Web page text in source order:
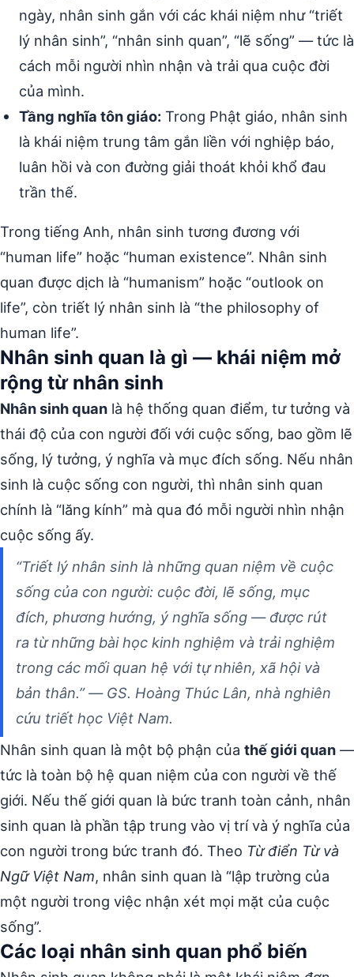
ngày, nhân sinh gắn với các khái niệm như “triết
lý nhân sinh”, “nhân sinh quan”, “lẽ sống” — tức là
cách mỗi người nhìn nhận và trải qua cuộc đời
của mình.
Tầng nghĩa tôn giáo: Trong Phật giáo, nhân sinh
là khái niệm trung tâm gắn liền với nghiệp báo,
luân hồi và con đường giải thoát khỏi khổ đau
trần thế.
Trong tiếng Anh, nhân sinh tương đương với
“human life” hoặc “human existence”. Nhân sinh
quan được dịch là “humanism” hoặc “outlook on
life”, còn triết lý nhân sinh là “the philosophy of
human life”.
Nhân sinh quan là gì — khái niệm mở
rộng từ nhân sinh
Nhân sinh quan là hệ thống quan điểm, tư tưởng và
thái độ của con người đối với cuộc sống, bao gồm lẽ
sống, lý tưởng, ý nghĩa và mục đích sống. Nếu nhân
sinh là cuộc sống con người, thì nhân sinh quan
chính là “lăng kính” mà qua đó mỗi người nhìn nhận
cuộc sống ấy.
“Triết lý nhân sinh là những quan niệm về cuộc
sống của con người: cuộc đời, lẽ sống, mục
đích, phương hướng, ý nghĩa sống — được rút
ra từ những bài học kinh nghiệm và trải nghiệm
trong các mối quan hệ với tự nhiên, xã hội và
bản thân.” — GS. Hoàng Thúc Lân, nhà nghiên
cứu triết học Việt Nam.
Nhân sinh quan là một bộ phận của thế giới quan —
tức là toàn bộ hệ quan niệm của con người về thế
giới. Nếu thế giới quan là bức tranh toàn cảnh, nhân
sinh quan là phần tập trung vào vị trí và ý nghĩa của
con người trong bức tranh đó. Theo Từ điển Từ và
Ngữ Việt Nam, nhân sinh quan là “lập trường của
một người trong việc nhận xét mọi mặt của cuộc
sống”.
Các loại nhân sinh quan phổ biến